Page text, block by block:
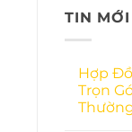
TIN MỚI
Hợp
Trọn